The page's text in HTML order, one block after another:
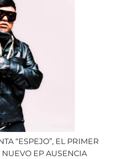
“ESPEJO”, EL PRIMER
EP AUSENCIA